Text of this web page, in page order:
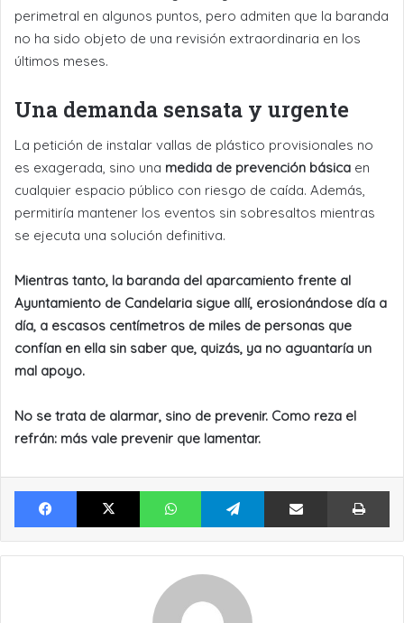
perimetral en algunos puntos, pero admiten que la baranda
no ha sido objeto de una revisión extraordinaria en los
últimos meses.
Una demanda sensata y urgente
La petición de instalar vallas de plástico provisionales no
es exagerada, sino una medida de prevención básica en
cualquier espacio público con riesgo de caída. Además,
permitiría mantener los eventos sin sobresaltos mientras
se ejecuta una solución definitiva.
Mientras tanto, la baranda del aparcamiento frente al
Ayuntamiento de Candelaria sigue allí, erosionándose día a
día, a escasos centímetros de miles de personas que
confían en ella sin saber que, quizás, ya no aguantaría un
mal apoyo.
No se trata de alarmar, sino de prevenir. Como reza el
refrán: más vale prevenir que lamentar.
Facebook X WhatsApp Telegram Compartir por Email